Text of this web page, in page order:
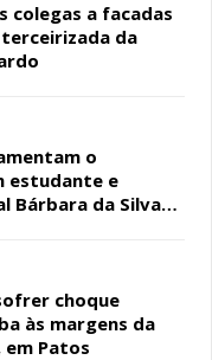
colegas a facadas
da
o
estudante e
Bárbara da Silva
choque
às margens da
em Patos